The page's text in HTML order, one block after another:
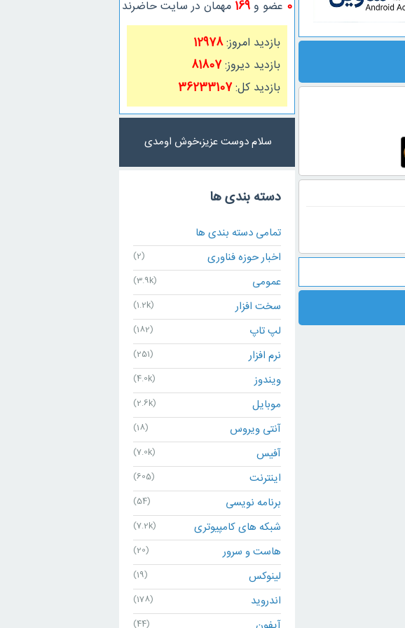
0 عضو و169 مهمان در سایت حاضرند
بازدید امروز:12978
بازدید دیروز:81807
بازدید کل:36233107
سلام دوست عزیز،خوش اومدی
دسته بندی ها
تمامی دسته بندی ها
اخبار حوزه فناوری
(2)
عمومی (3.9k)
سخت افزار (1.2k)
لپ تاپ (182)
نرم افزار (251)
ویندوز (4.0k)
موبایل (2.6k)
آنتی ویروس (18)
آفیس (7.0k)
اینترنت (605)
برنامه نویسی (54)
شبکه های کامپیوتری (7.2k)
هاست و سرور (20)
لینوکس (19)
اندروید (178)
(44)